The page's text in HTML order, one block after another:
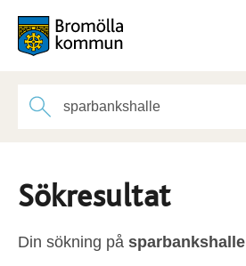
Sökresultat
Din sökning på sparbankshalle